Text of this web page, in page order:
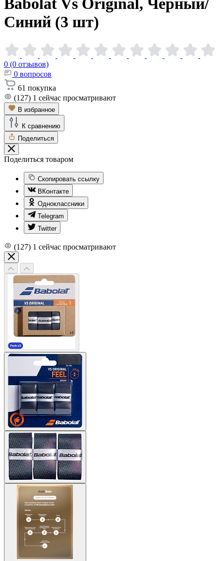
Babolat Vs Original, Черный/
Синий (3 шт)
0 (0 отзывов)
0 вопросов
61 покупка
(127) 1 сейчас просматривают
В избранное
К сравнению
Поделиться
Поделиться товаром
Скопировать ссылку
ВКонтакте
Одноклассники
Telegram
Twitter
(127) 1 сейчас просматривают